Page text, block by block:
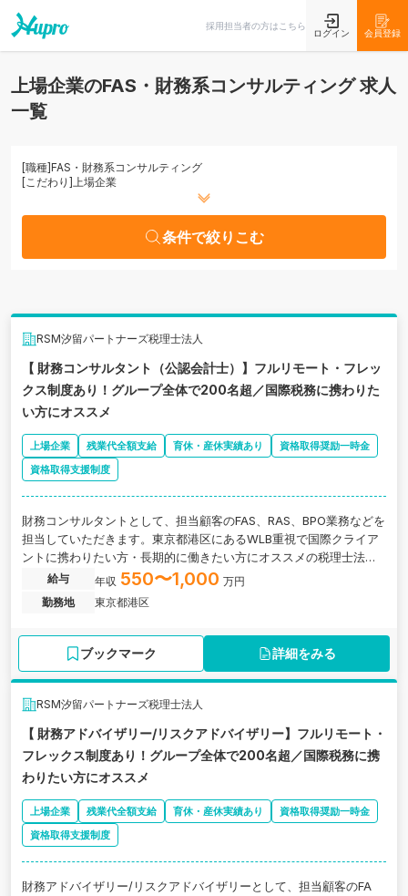
採用担当者の方はこちら
ログイン 会員登録
上場企業のFAS・財務系コンサルティング 求人
一覧
[職種]FAS・財務系コンサルティング
[こだわり]上場企業
条件で絞りこむ
RSM汐留パートナーズ税理士法人
【 財務コンサルタント（公認会計士）】フルリモート・フレッ
クス制度あり！グループ全体で200名超／国際税務に携わりた
い方にオススメ
上場企業 残業代全額支給 育休・産休実績あり
資格取得奨励一時金
資格取得支援制度
財務コンサルタントとして、担当顧客のFAS、RAS、BPO業務などを
担当していただきます。東京都港区にあるWLB重視で国際クライア
ントに携わりたい方・長期的に働きたい方にオススメの税理士法人
の求人です。
給与 年収 550〜1,000 万円
勤務地
東京都港区
ブックマーク 詳細をみる
RSM汐留パートナーズ税理士法人
【 財務アドバイザリー/リスクアドバイザリー】フルリモート・
フレックス制度あり！グループ全体で200名超／国際税務に携
わりたい方にオススメ
上場企業 残業代全額支給 育休・産休実績あり
資格取得奨励一時金
資格取得支援制度
財務アドバイザリー/リスクアドバイザリーとして、担当顧客のFA